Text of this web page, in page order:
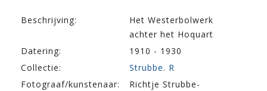
Beschrijving:
Het Westerbolwerk
achter het Hoquart
Datering:
1910 - 1930
Collectie:
Strubbe. R
Fotograaf/kunstenaar:
Richtje Strubbe-